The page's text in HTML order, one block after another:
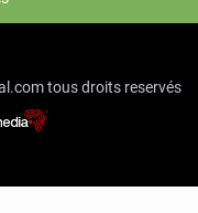
tous droits reservés